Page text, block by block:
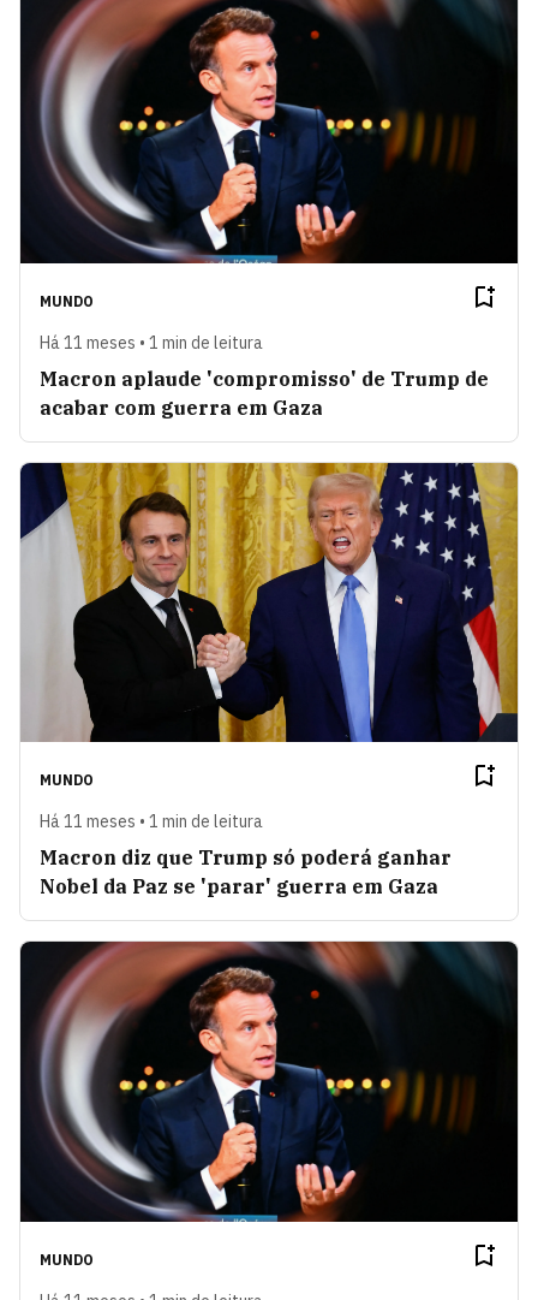
MUNDO
Há 11 meses • 1 min de leitura
Macron aplaude 'compromisso' de Trump de
acabar com guerra em Gaza
MUNDO
Há 11 meses • 1 min de leitura
Macron diz que Trump só poderá ganhar
Nobel da Paz se 'parar' guerra em Gaza
MUNDO